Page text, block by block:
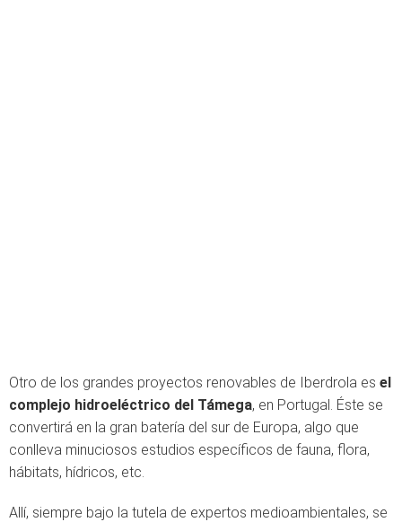
Otro de los grandes proyectos renovables de Iberdrola es el
complejo hidroeléctrico del Támega, en Portugal. Éste se
convertirá en la gran batería del sur de Europa, algo que
conlleva minuciosos estudios específicos de fauna, flora,
hábitats, hídricos, etc.
Allí, siempre bajo la tutela de expertos medioambientales, se